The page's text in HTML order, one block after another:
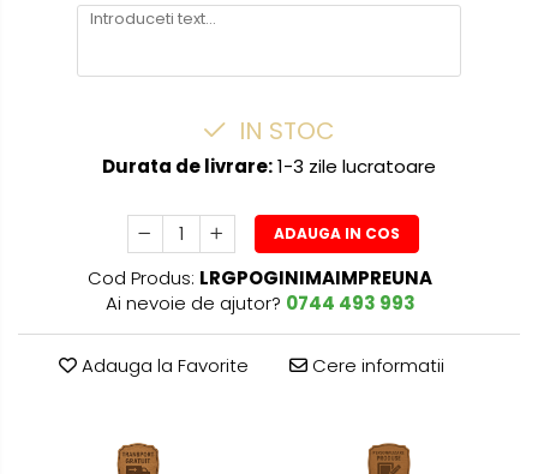
IN STOC
Durata de livrare:1-3 zile lucratoare
ADAUGA IN COS
Cod Produs: LRGPOGINIMAIMPREUNA
Ai nevoie de ajutor? 0744 493 993
Adauga la Favorite Cere informatii